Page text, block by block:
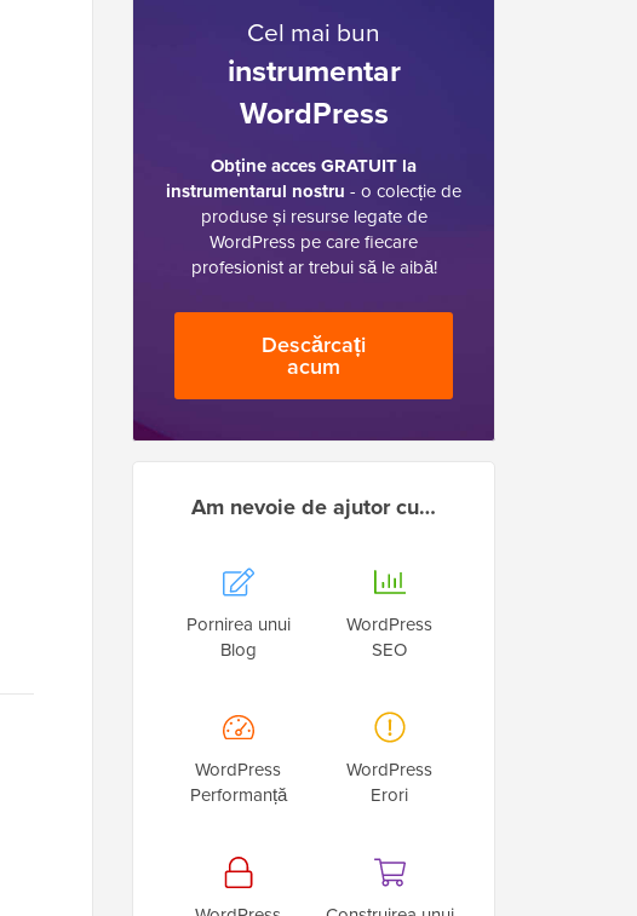
Cel mai bun
instrumentar
WordPress
Obține acces GRATUIT la
instrumentarul nostru - o colecție de
produse și resurse legate de
WordPress pe care fiecare
profesionist ar trebui să le aibă!
Descărcați
acum
Am nevoie de ajutor cu…
Pornirea unui
Blog
WordPress
SEO
WordPress
Performanță
WordPress
Erori